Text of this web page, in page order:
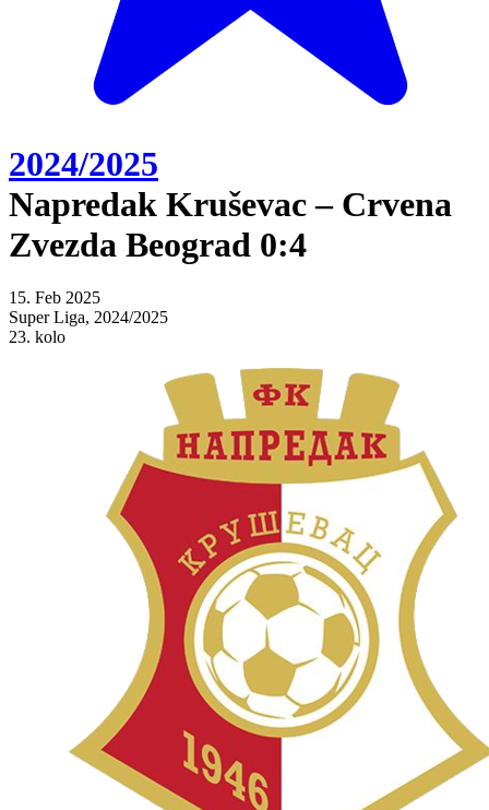
2024/2025
Napredak Kruševac – Crvena
Zvezda Beograd 0:4
15. Feb 2025
Super Liga, 2024/2025
23. kolo